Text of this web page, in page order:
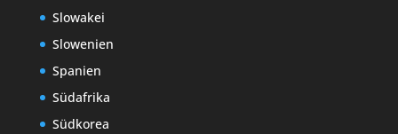
Slowakei
Slowenien
Spanien
Südafrika
Südkorea